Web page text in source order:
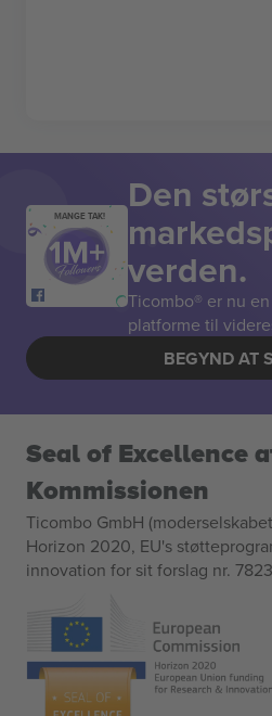
MANGE TAK! Den
verden.
Ticombo® er nu
platforme til
BEGYND AT
Seal of Excellence
Kommissionen
Ticombo GmbH
Horizon 2020, EU's
innovation for sit forslag nr.